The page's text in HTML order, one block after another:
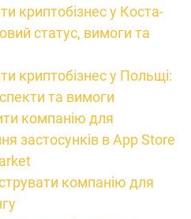
криптобізнес у Коста-
статус, вимоги та
криптобізнес у Польщі:
та вимоги
компанію для
застосунків в App Store
компанію для